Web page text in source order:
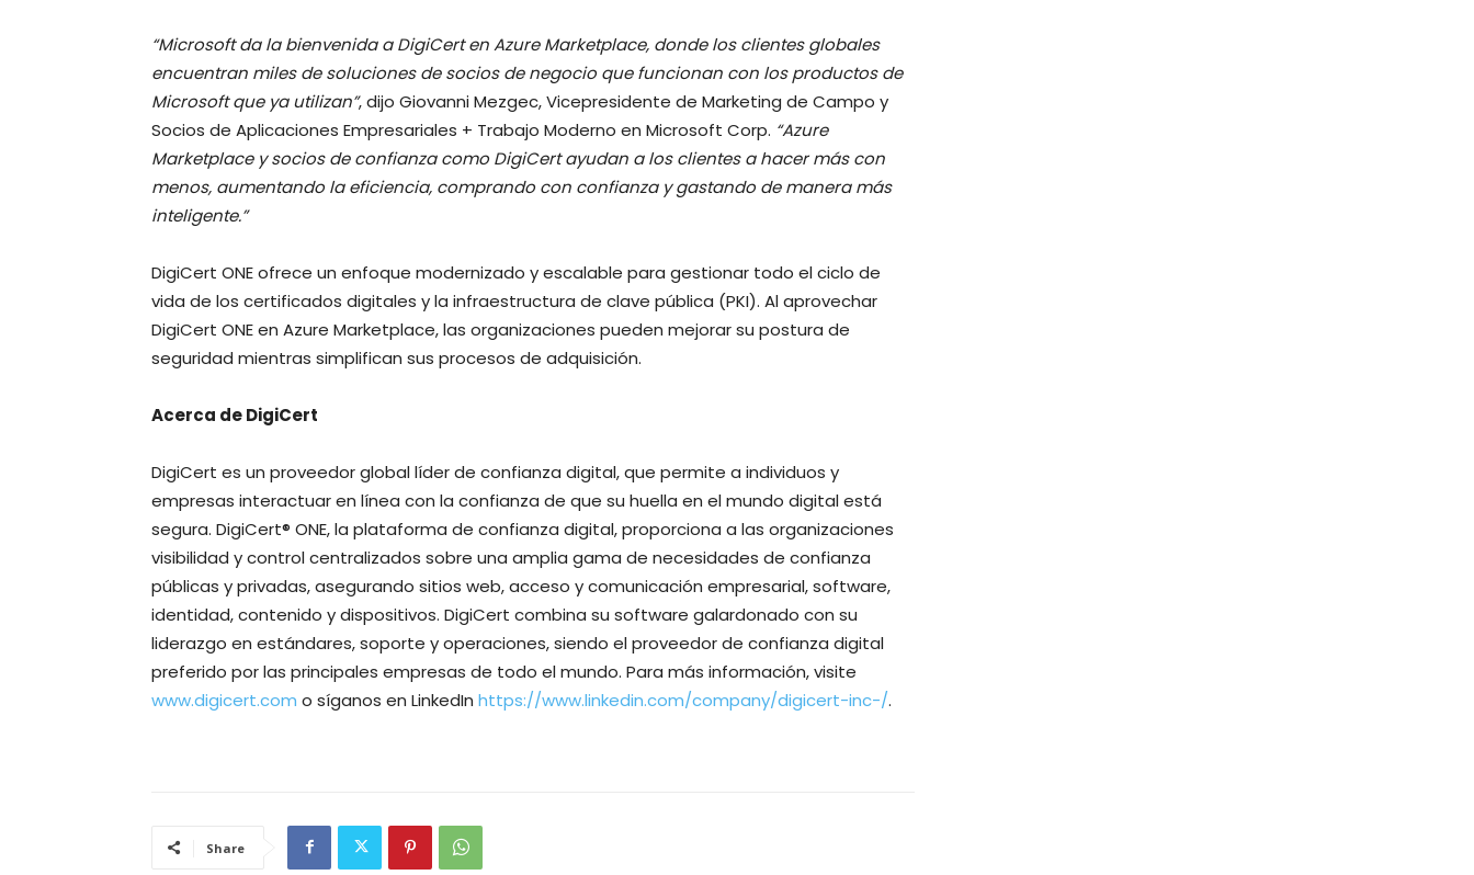
“Microsoft da la bienvenida a DigiCert en Azure Marketplace, donde los clientes globales
encuentran miles de soluciones de socios de negocio que funcionan con los productos de
Microsoft que ya utilizan”, dijo Giovanni Mezgec, Vicepresidente de Marketing de Campo y
Socios de Aplicaciones Empresariales + Trabajo Moderno en Microsoft Corp. “Azure
Marketplace y socios de confianza como DigiCert ayudan a los clientes a hacer más con
menos, aumentando la eficiencia, comprando con confianza y gastando de manera más
inteligente.”
DigiCert ONE ofrece un enfoque modernizado y escalable para gestionar todo el ciclo de
vida de los certificados digitales y la infraestructura de clave pública (PKI). Al aprovechar
DigiCert ONE en Azure Marketplace, las organizaciones pueden mejorar su postura de
seguridad mientras simplifican sus procesos de adquisición.
Acerca de DigiCert
DigiCert es un proveedor global líder de confianza digital, que permite a individuos y
empresas interactuar en línea con la confianza de que su huella en el mundo digital está
segura. DigiCert® ONE, la plataforma de confianza digital, proporciona a las organizaciones
visibilidad y control centralizados sobre una amplia gama de necesidades de confianza
públicas y privadas, asegurando sitios web, acceso y comunicación empresarial, software,
identidad, contenido y dispositivos. DigiCert combina su software galardonado con su
liderazgo en estándares, soporte y operaciones, siendo el proveedor de confianza digital
preferido por las principales empresas de todo el mundo. Para más información, visite
www.digicert.com o síganos en LinkedIn https://www.linkedin.com/company/digicert-inc-/.
Share